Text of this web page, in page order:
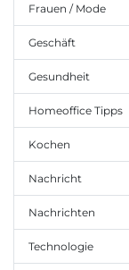
Frauen / Mode
Geschäft
Gesundheit
Homeoffice Tipps
Kochen
Nachricht
Nachrichten
Technologie